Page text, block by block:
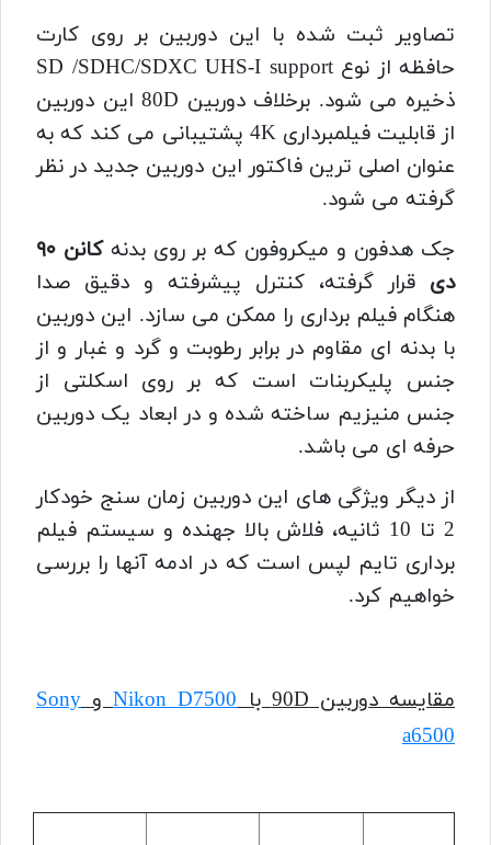
تصاویر ثبت شده با این دوربین بر روی کارت
حافظه از نوع SD /SDHC/SDXC UHS-I support
ذخیره می‌ شود. برخلاف دوربین 80D این دوربین
از قابلیت فیلمبرداری 4K پشتیبانی می کند که به
عنوان اصلی ترین فاکتور این دوربین جدید در نظر
گرفته می شود.
جک هدفون و میکروفون که بر روی بدنه
کانن ۹۰
دی قرار گرفته، کنترل پیشرفته و دقیق صدا
هنگام فیلم‌ برداری را ممکن می سازد. این دوربین
با بدنه ای مقاوم در برابر رطوبت و گرد و غبار و از
جنس پلیکربنات است که بر روی اسکلتی از
جنس منیزیم ساخته شده و در ابعاد یک دوربین
حرفه ای می باشد.
از دیگر ویژگی های این دوربین زمان سنج خودکار
2 تا 10 ثانیه، فلاش بالا جهنده و سیستم فیلم
برداری تایم لپس است که در ادمه آنها را بررسی
خواهیم کرد.
مقایسه دوربین 90D با Nikon D7500وSony
a6500